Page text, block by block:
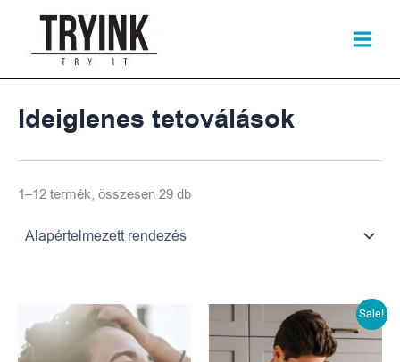
content
Ideiglenes tetoválások
1–12 termék, összesen 29 db
Sale!
Original
price